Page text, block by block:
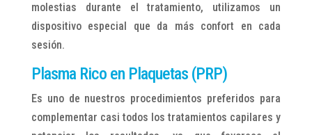
molestias durante el tratamiento, utilizamos un
dispositivo especial que da más confort en cada
sesión.
Plasma Rico en Plaquetas (PRP)
Es uno de nuestros procedimientos preferidos para
complementar casi todos los tratamientos capilares y